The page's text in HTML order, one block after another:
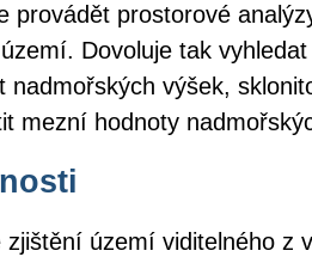
provádět prostorové
Dovoluje tak
nadmořských výšek,
mezní hodnoty
zjištění území viditelného z